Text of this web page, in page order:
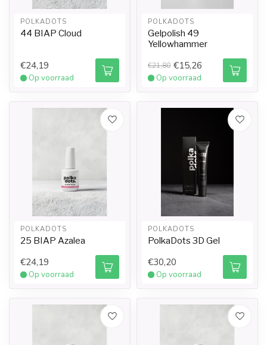
POLKADOTS
44 BIAP Cloud
€24,19
Op voorraad
POLKADOTS
Gelpolish 49
Yellowhammer
€21,80 €15,26
Op voorraad
POLKADOTS
25 BIAP Azalea
€24,19
Op voorraad
POLKADOTS
PolkaDots 3D Gel
€30,20
Op voorraad